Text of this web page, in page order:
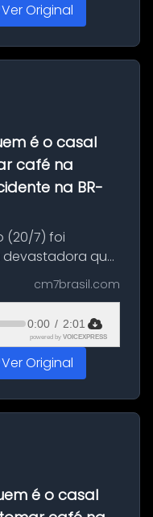
Ver Original
é o casal
café na
na BR-
(20/7) foi
que
dois jovens na
Um passeio
regio...
cm7brasil.com
0:00 / 2:01
powered by VOICEXPRESS
Ver Original
é o casal